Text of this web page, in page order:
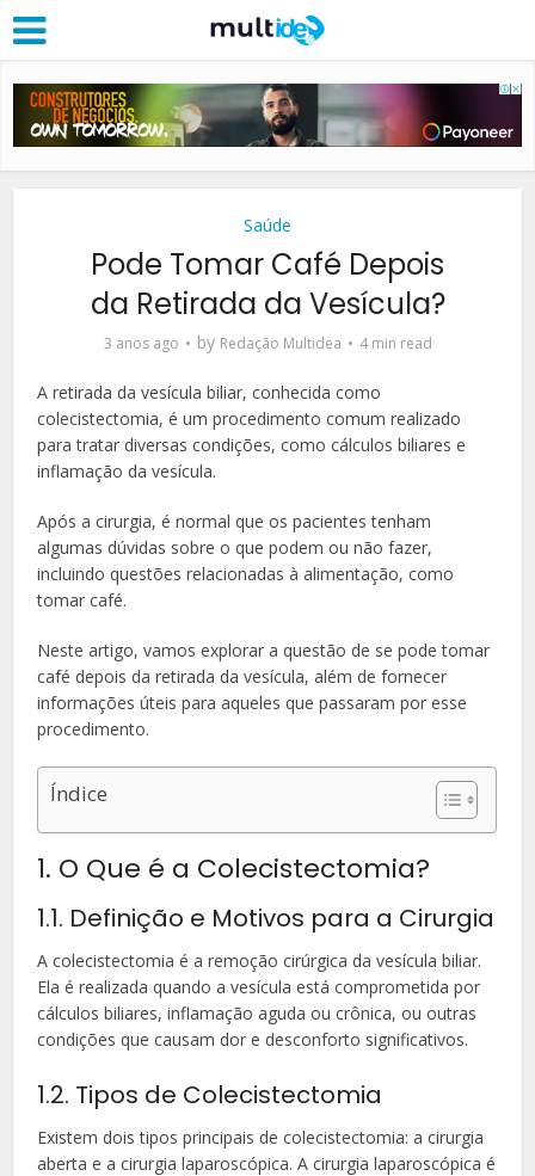
Saúde
Pode Tomar Café Depois
da Retirada da Vesícula?
3 anos ago by Redação Multidea 4 min read
A retirada da vesícula biliar, conhecida como
colecistectomia, é um procedimento comum realizado
para tratar diversas condições, como cálculos biliares e
inflamação da vesícula.
Após a cirurgia, é normal que os pacientes tenham
algumas dúvidas sobre o que podem ou não fazer,
incluindo questões relacionadas à alimentação, como
tomar café.
Neste artigo, vamos explorar a questão de se pode tomar
café depois da retirada da vesícula, além de fornecer
informações úteis para aqueles que passaram por esse
procedimento.
Índice
1. O Que é a Colecistectomia?
1.1. Definição e Motivos para a Cirurgia
A colecistectomia é a remoção cirúrgica da vesícula biliar.
Ela é realizada quando a vesícula está comprometida por
cálculos biliares, inflamação aguda ou crônica, ou outras
condições que causam dor e desconforto significativos.
1.2. Tipos de Colecistectomia
Existem dois tipos principais de colecistectomia: a cirurgia
aberta e a cirurgia laparoscópica. A cirurgia laparoscópica é